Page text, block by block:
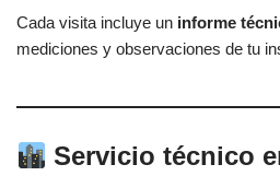
Cada visita incluye un informe
mediciones y observaciones de tu
Servicio técnico